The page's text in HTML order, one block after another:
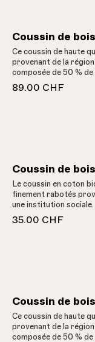
Coussin de
Ce coussin de haute
provenant de la
composée de 50 %
coussin une jolie
entreprise familiale
89.00 CHF
Coussin de
Le coussin en coton
finement rabotés
une institution sociale.
35.00 CHF
Coussin de
Ce coussin de haute
provenant de la
composée de 50 %